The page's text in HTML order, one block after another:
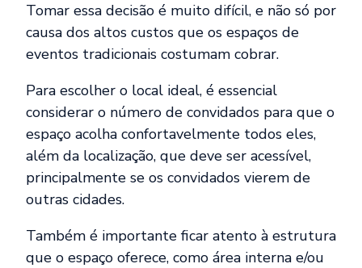
Tomar essa decisão é muito difícil, e não só por
causa dos altos custos que os espaços de
eventos tradicionais costumam cobrar.
Para escolher o local ideal, é essencial
considerar o número de convidados para que o
espaço acolha confortavelmente todos eles,
além da localização, que deve ser acessível,
principalmente se os convidados vierem de
outras cidades.
Também é importante ficar atento à estrutura
que o espaço oferece, como área interna e/ou